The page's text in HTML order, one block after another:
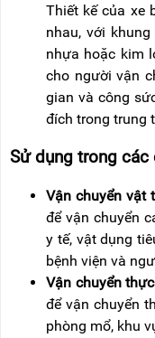
Thiết kế của xe
nhau, với
nhựa hoặc kim
cho người vận
gian và công
đích trong trung
Sử dụng trong các
Vận chuyển vật
để vận chuyển
y tế, vật dụng
bệnh viện và
Vận chuyển
để vận chuyển
phòng mổ, khu